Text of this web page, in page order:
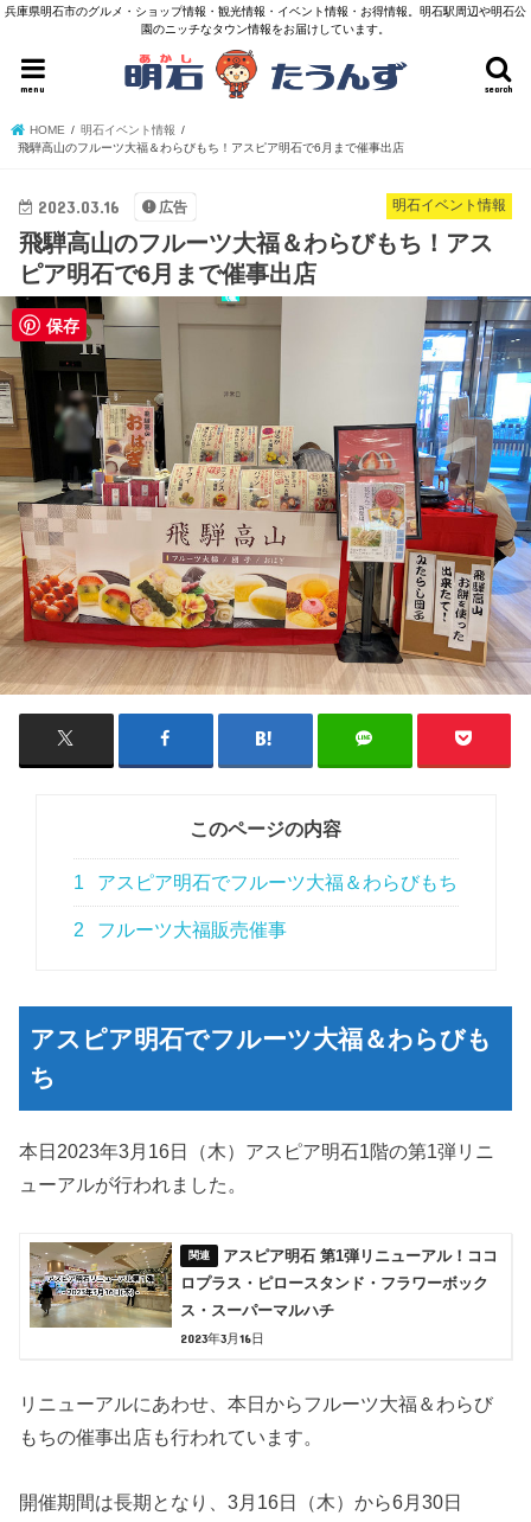
兵庫県明石市のグルメ・ショップ情報・観光情報・イベント情報・お得情報。明石駅周辺や明石公
園のニッチなタウン情報をお届けしています。
search
menu
HOME
明石イベント情報
飛騨高山のフルーツ大福＆わらびもち！アスピア明石で6月まで催事出店
明石イベント情報
2023.03.16 広告
飛騨高山のフルーツ大福＆わらびもち！アス
ピア明石で6月まで催事出店
このページの内容
1 アスピア明石でフルーツ大福＆わらびもち
2 フルーツ大福販売催事
アスピア明石でフルーツ大福＆わらびも
ち
本日2023年3月16日（木）アスピア明石1階の第1弾リニ
ューアルが行われました。
アスピア明石 第1弾リニューアル！ココ
ロプラス・ピロースタンド・フラワーボック
ス・スーパーマルハチ
2023年3月16日
リニューアルにあわせ、本日からフルーツ大福＆わらび
もちの催事出店も行われています。
開催期間は長期となり、3月16日（木）から6月30日
保存